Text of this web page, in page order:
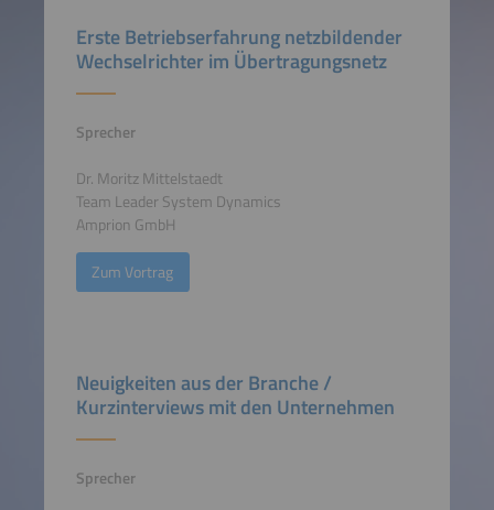
Erste Betriebserfahrung netzbildender
Wechselrichter im Übertragungsnetz
Sprecher
Dr. Moritz Mittelstaedt
Team Leader System Dynamics
Amprion GmbH
Zum Vortrag
Neuigkeiten aus der Branche /
Kurzinterviews mit den Unternehmen
Sprecher